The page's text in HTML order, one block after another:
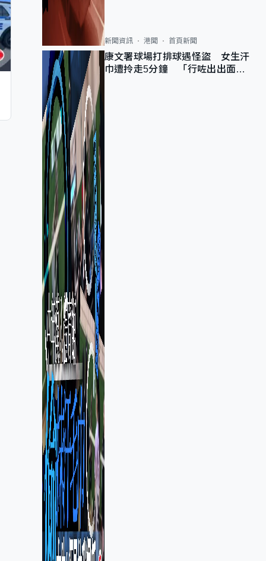
新聞資訊 港聞 首頁新聞
康文署球場打排球遇怪盜 女生汗
巾遭拎走5分鐘 「行咗出出面唔